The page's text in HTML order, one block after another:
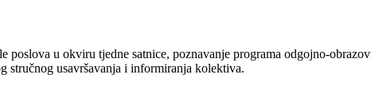
u okviru tjedne satnice, poznavanje programa odgojno-
stručnog usavršavanja i informiranja kolektiva.